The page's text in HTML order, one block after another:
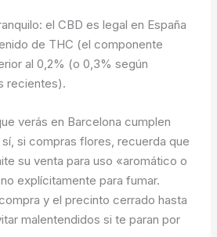
el CBD es legal en España
de THC (el componente
al 0,2% (o 0,3% según
recientes).
verás en Barcelona cumplen
si compras flores, recuerda que
su venta para uso «aromático o
explícitamente para fumar.
y el precinto cerrado hasta
malentendidos si te paran por